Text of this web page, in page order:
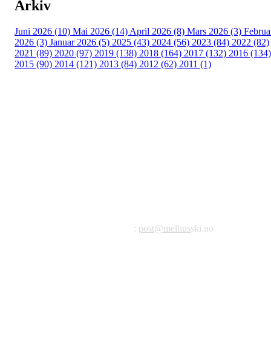
Arkiv
Juni 2026 (10) Mai 2026 (14) April 2026 (8) Mars 2026 (3)
2026 (3) Januar 2026 (5) 2025 (43) 2024 (56) 2023 (84) 2022 (82)
2021 (89) 2020 (97) 2019 (138) 2018 (164) 2017 (132) 2016 (134)
2015 (90) 2014 (121) 2013 (84) 2012 (62) 2011 (1)
: post@melhusski.no